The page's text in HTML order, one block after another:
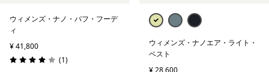
ウィメンズ・ナノ・パフ・フーデ
ィ
¥ 41,800
評価: 4.0 / 5
(1レビュー
)
ウィメンズ・ナノエア・ライト・
ベスト